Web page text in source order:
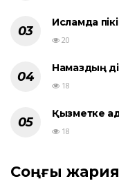
Исламда
20
Намаздың
18
Қызметке
18
Соңғы